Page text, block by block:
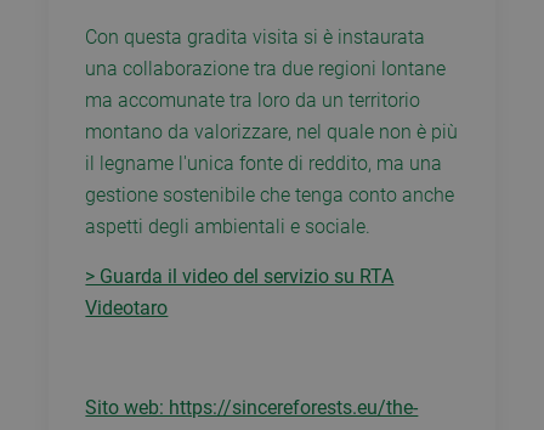
Con questa gradita visita si è instaurata
una collaborazione tra due regioni lontane
ma accomunate tra loro da un territorio
montano da valorizzare, nel quale non è più
il legname l'unica fonte di reddito, ma una
gestione sostenibile che tenga conto anche
aspetti degli ambientali e sociale.
> Guarda il video del servizio su RTA
Videotaro
Sito web: https://sincereforests.eu/the-